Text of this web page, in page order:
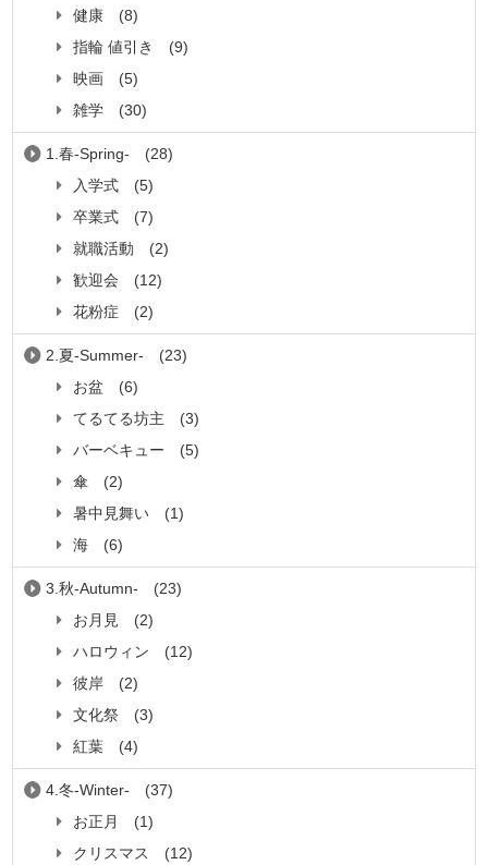
健康
(8)
指輪 値引き
(9)
映画
(5)
雑学
(30)
1.春-Spring-
(28)
入学式
(5)
卒業式
(7)
就職活動
(2)
歓迎会
(12)
花粉症
(2)
2.夏-Summer-
(23)
お盆
(6)
てるてる坊主
(3)
バーベキュー
(5)
傘
(2)
暑中見舞い
(1)
海
(6)
3.秋-Autumn-
(23)
お月見
(2)
ハロウィン
(12)
彼岸
(2)
文化祭
(3)
紅葉
(4)
4.冬-Winter-
(37)
お正月
(1)
クリスマス
(12)